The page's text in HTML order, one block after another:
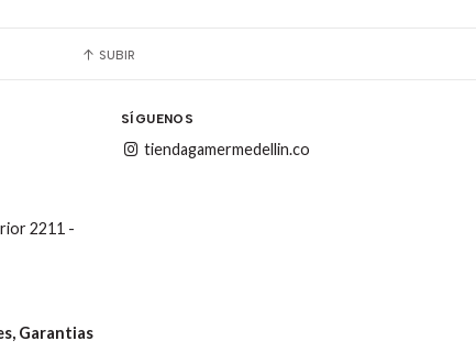
SUBIR
2211 -
Garantias
SÍGUENOS
tiendagamermedellin.co